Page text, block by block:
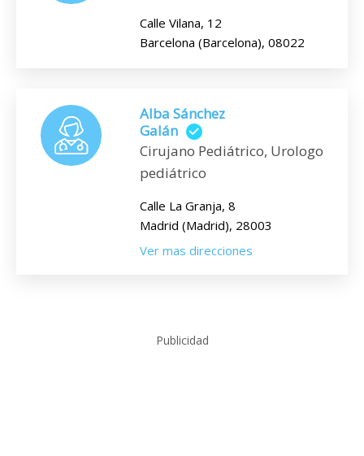
Calle Vilana, 12
Barcelona (Barcelona), 08022
Alba Sánchez
Galán
Cirujano Pediátrico, Urologo
pediátrico
Calle La Granja, 8
Madrid (Madrid), 28003
Ver mas direcciones
Publicidad